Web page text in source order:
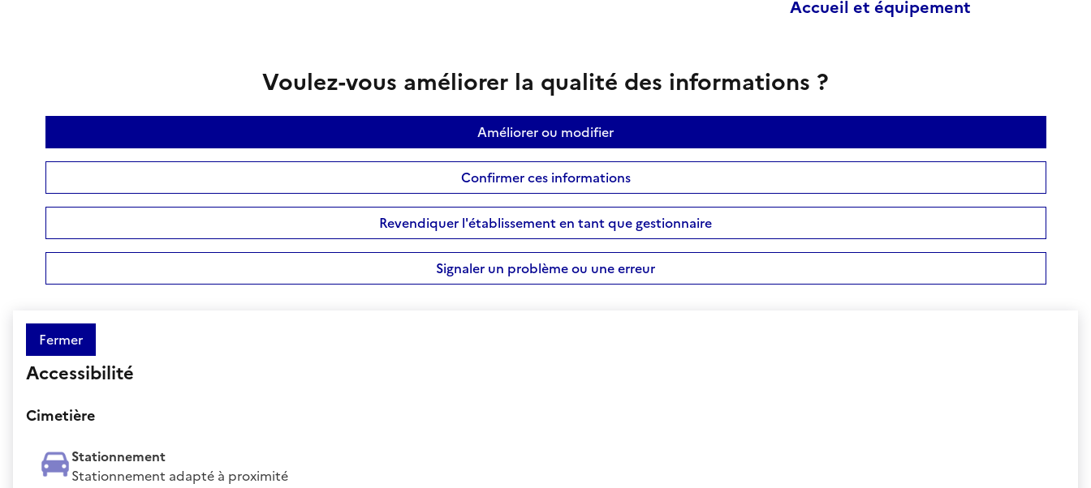
Accueil et équipement
Voulez-vous améliorer la qualité des informations ?
Améliorer ou modifier
Confirmer ces informations
Revendiquer l'établissement en tant que gestionnaire
Signaler un problème ou une erreur
Fermer
Accessibilité
Cimetière
Stationnement
Stationnement adapté à proximité